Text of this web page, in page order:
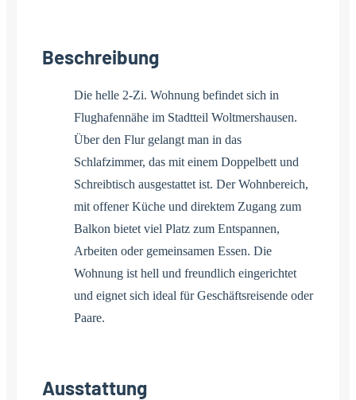
Beschreibung
Die helle 2-Zi. Wohnung befindet sich in
Flughafennähe im Stadtteil Woltmershausen.
Über den Flur gelangt man in das
Schlafzimmer, das mit einem Doppelbett und
Schreibtisch ausgestattet ist. Der Wohnbereich,
mit offener Küche und direktem Zugang zum
Balkon bietet viel Platz zum Entspannen,
Arbeiten oder gemeinsamen Essen. Die
Wohnung ist hell und freundlich eingerichtet
und eignet sich ideal für Geschäftsreisende oder
Paare.
Ausstattung